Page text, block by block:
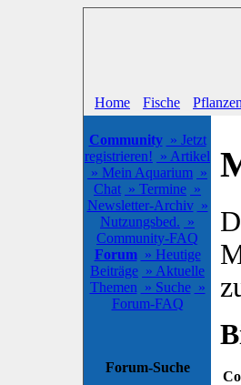
Home Fische Pflanzen
Community » Jetzt
registrieren! » Artikel
» Mein Aquarium »
Chat » Termine »
Newsletter-Archiv »
Nutzungsbed. »
Community-FAQ
Forum » Heutige
Beiträge » Aktuelle
Themen » Suche »
Forum-FAQ
Forum-Suche